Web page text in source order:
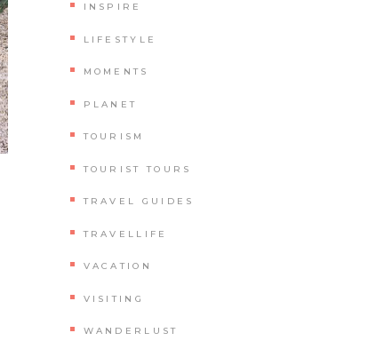
INSPIRE
LIFESTYLE
MOMENTS
PLANET
TOURISM
TOURIST TOURS
TRAVEL GUIDES
TRAVELLIFE
VACATION
VISITING
WANDERLUST